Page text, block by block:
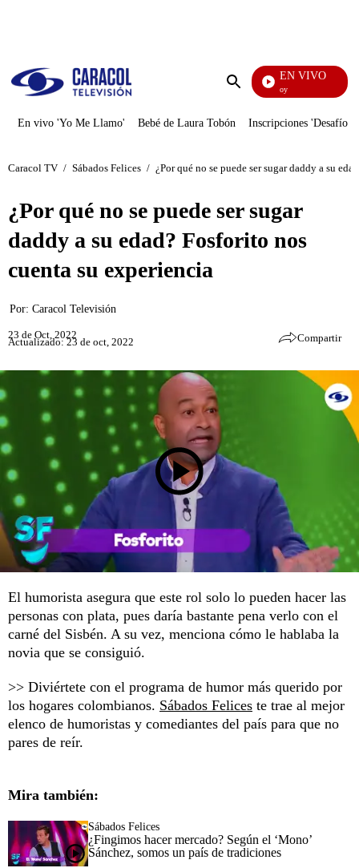
Enviar
EN VIVO
La Finca De Hoy
En vivo 'Yo Me Llamo' Bebé de Laura Tobón Inscripciones 'Desafío'
Caracol TV / Sábados Felices / ¿Por qué no se puede ser sugar daddy a su
¿Por qué no se puede ser sugar
daddy a su edad? Fosforito nos
cuenta su experiencia
Por: Caracol Televisión
23 de Oct, 2022
Actualizado: 23 de oct, 2022 Compartir
El humorista asegura que este rol solo lo pueden hacer las
personas con plata, pues daría bastante pena verlo con el
carné del Sisbén. A su vez, menciona cómo le hablaba la
novia que se consiguió.
>> Diviértete con el programa de humor más querido por
los hogares colombianos. Sábados Felices te trae al mejor
elenco de humoristas y comediantes del país para que no
pares de reír.
Mira también:
Sábados Felices
¿Fingimos hacer mercado? Según el ‘Mono’
Sánchez, somos un país de tradiciones